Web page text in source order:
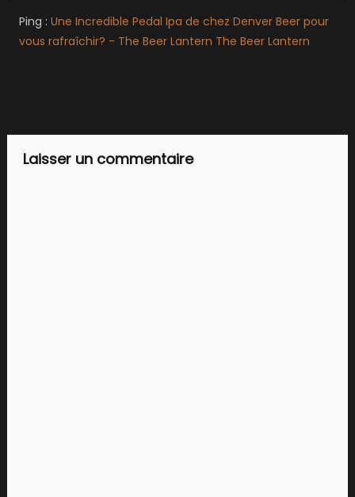
Ping : Une Incredible Pedal Ipa de chez Denver Beer pour
vous rafraîchir? - The Beer Lantern The Beer Lantern
Laisser un commentaire